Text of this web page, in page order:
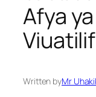
Afya
Written byMr